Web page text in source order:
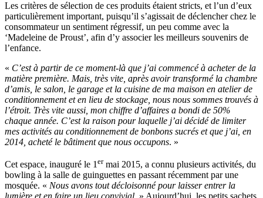
Les critères de sélection de ces produits étaient stricts, et l’un d’eux
particulièrement important, puisqu’il s’agissait de déclencher chez le
consommateur un sentiment régressif, un peu comme avec la
‘Madeleine de Proust’, afin d’y associer les meilleurs souvenirs de
l’enfance.
« C’est à partir de ce moment-là que j’ai commencé à acheter de la
matière première. Mais, très vite, après avoir transformé la chambre
d’amis, le salon, le garage et la cuisine de ma maison en atelier de
conditionnement et en lieu de stockage, nous nous sommes trouvés à
l’étroit. Très vite aussi, mon chiffre d’affaires a bondi de 50%
chaque année. C’est la raison pour laquelle j’ai décidé de limiter
mes activités au conditionnement de bonbons sucrés et que j’ai, en
2014, acheté le bâtiment que nous occupons. »
Cet espace, inauguré le 1ermai 2015, a connu plusieurs activités, du
bowling à la salle de guinguettes en passant récemment par une
mosquée. « Nous avons tout décloisonné pour laisser entrer la